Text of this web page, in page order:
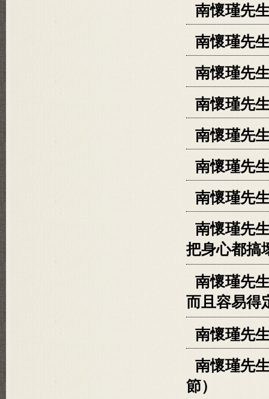
南懷瑾先
南懷瑾先
南懷瑾先
南懷瑾先
南懷瑾先
南懷瑾先
南懷瑾先
南懷瑾先
把身心都搞
南懷瑾先
而且容易得
南懷瑾先
南懷瑾先
節）